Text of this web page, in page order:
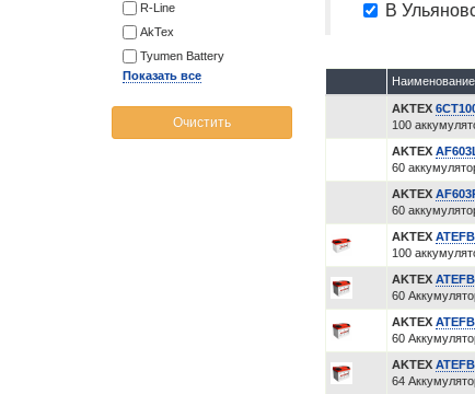
R-Line
AkTex
Tyumen Battery
Показать все
Очистить
В
Наименование
AKTEX
100
AKTEX
60
AKTEX
60
AKTEX
100
AKTEX
60
AKTEX
60
AKTEX
64